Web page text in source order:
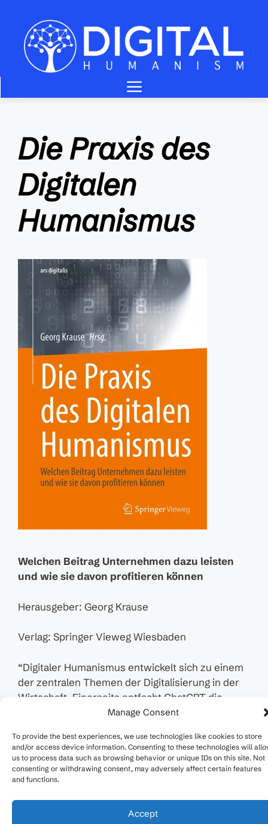
Manage Consent
To provide the best experiences, we use technologies like cookies to store
and/or access device information. Consenting to these technologies will
us to process data such as browsing behavior or unique IDs on this site. Not
consenting or withdrawing consent, may adversely affect certain features
and functions.
Accept
content
Die Praxis des
Digitalen
Humanismus
Welchen Beitrag Unternehmen dazu leisten
und wie sie davon profitieren können
Herausgeber: Georg Krause
Verlag: Springer Vieweg Wiesbaden
“Digitaler Humanismus entwickelt sich zu einem
der zentralen Themen der Digitalisierung in der
Wirtschaft. Einerseits entfacht ChatGPT die
öffentliche Diskussion rund um AI und fordert
und Politik auf einen verantwortungsvollen
Umgang mit AI und digitalen Technologien
allgemein. Andererseits macht uns das
wirtschaftliche Zurückfallen Europas gegenüber
Asien und USA in der Digitalwirtschaft bewusst,
dass wir in Europa weder den US-